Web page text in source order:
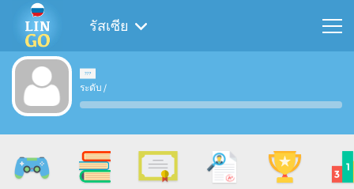
รัสเซีย
ระดับ /